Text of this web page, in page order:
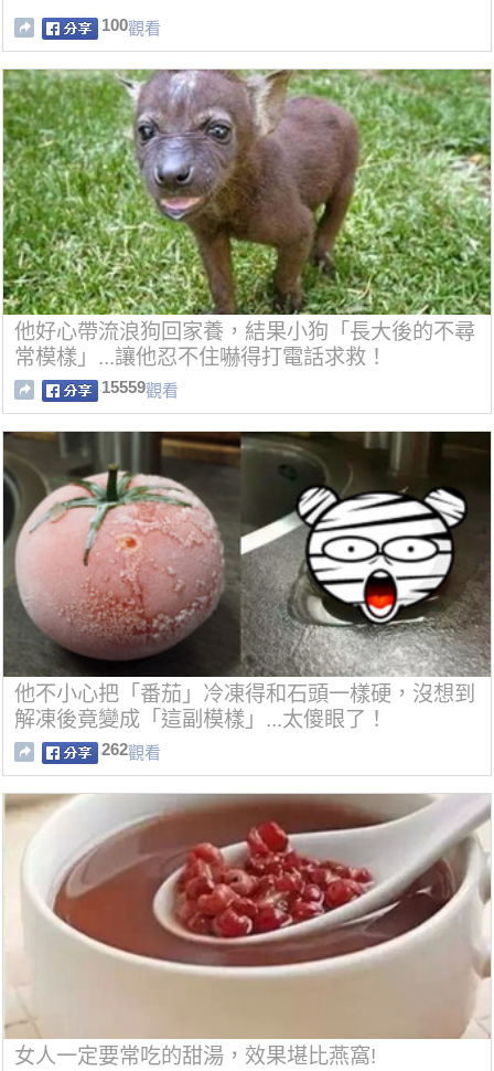
100觀看
他好心帶流浪狗回家養，結果小狗「長大後的不尋
常模樣」...讓他忍不住嚇得打電話求救！
15559觀看
他不小心把「番茄」冷凍得和石頭一樣硬，沒想到
解凍後竟變成「這副模樣」...太傻眼了！
262觀看
女人一定要常吃的甜湯，效果堪比燕窩!